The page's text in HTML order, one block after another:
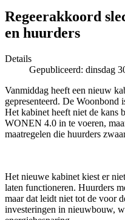
Regeerakkoord
en huurders
Details
Gepubliceerd: dinsdag
Vanmiddag heeft een nieuw
gepresenteerd. De Woonbond
Het kabinet heeft niet de kans
WONEN 4.0 in te voeren,
maatregelen die huurders
Het nieuwe kabinet kiest er
laten functioneren. Huurders
maar dat leidt niet tot de voor
investeringen in nieuwbouw,